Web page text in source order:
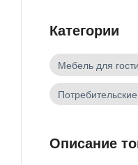
Категории
Мебель для
Описание